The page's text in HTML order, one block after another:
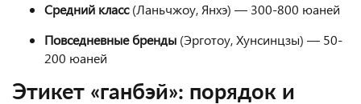
Средний класс(Ланьчжоу, Янхэ) — 300-800 юаней
Повседневные бренды (Эрготоу, Хунсинцзы) — 50-
200 юаней
Этикет «ганбэй»: порядок и